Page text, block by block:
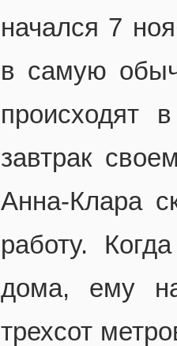
начался 7
в самую
происходят
завтрак
Анна-Клара
работу.
дома, ему
трехсот